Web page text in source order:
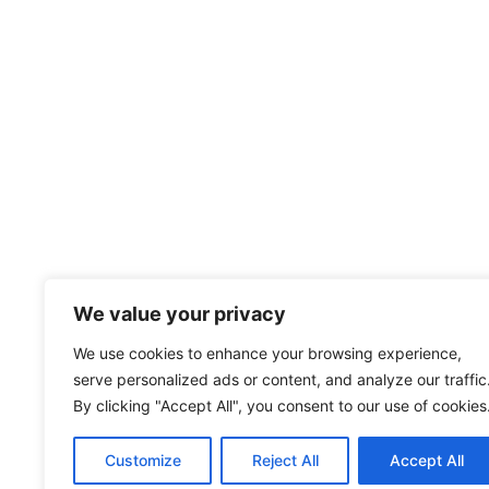
We value your privacy
We use cookies to enhance your browsing experience,
serve personalized ads or content, and analyze our
By clicking "Accept All", you consent to our use of
Customize Reject All Accept All